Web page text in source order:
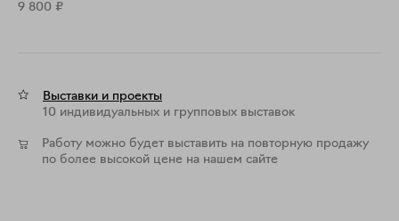
9 800 ₽
Выставки и проекты
10 индивидуальных и групповых выставок
Работу можно будет выставить на повторную продажу
по более высокой цене на нашем сайте